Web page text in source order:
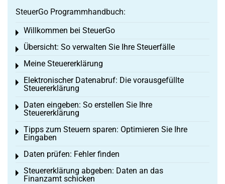
SteuerGo Programmhandbuch:
Willkommen bei SteuerGo
Toggle menu
Übersicht: So verwalten Sie Ihre Steuerfälle
Toggle menu
Meine Steuererklärung
Toggle menu
Elektronischer Datenabruf: Die vorausgefüllte
Steuererklärung
Toggle menu
Daten eingeben: So erstellen Sie Ihre
Steuererklärung
Toggle menu
Tipps zum Steuern sparen: Optimieren Sie Ihre
Eingaben
Toggle menu
Daten prüfen: Fehler finden
Toggle menu
Steuererklärung abgeben: Daten an das
Finanzamt schicken
Toggle menu